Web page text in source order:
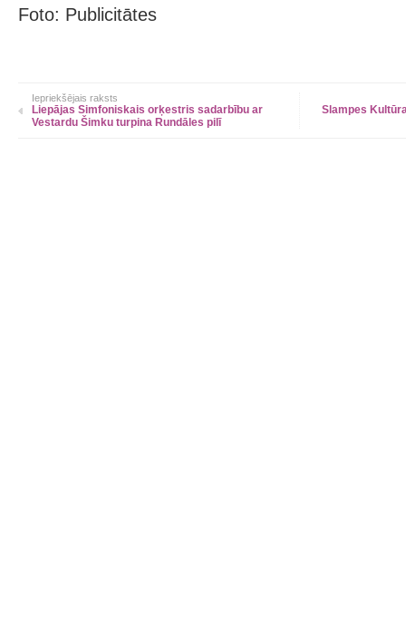
Foto: Publicitātes
Iepriekšējais raksts
Liepājas Simfoniskais orķestris sadarbību ar
Vestardu Šimku turpina Rundāles pilī
Slampes